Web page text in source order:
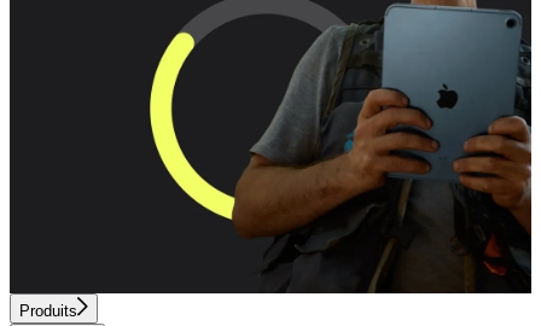
Produits